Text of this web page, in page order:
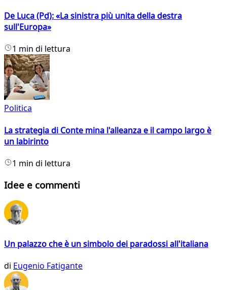
De Luca (Pd): «La sinistra più unita della destra
sull'Europa»
1 min di lettura
Politica
La strategia di Conte mina l'alleanza e il campo largo è
un labirinto
1 min di lettura
Idee e commenti
Un palazzo che è un simbolo dei paradossi all'italiana
di Eugenio Fatigante